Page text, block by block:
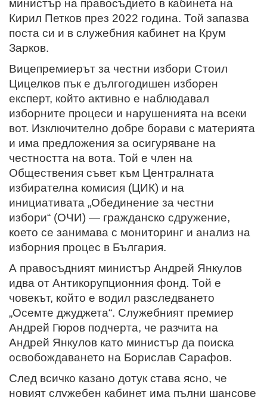
министър на правосъдието в кабинета на
Кирил Петков през 2022 година. Той запазва
поста си и в служебния кабинет на Крум
Зарков.
Вицепремиерът за честни избори Стоил
Цицелков пък е дългогодишен изборен
експерт, който активно е наблюдавал
изборните процеси и нарушенията на всеки
вот. Изключително добре борави с материята
и има предложения за осигуряване на
честността на вота. Той е член на
Обществения съвет към Централната
избирателна комисия (ЦИК) и на
инициативата „Обединение за честни
избори“ (ОЧИ) — гражданско сдружение,
което се занимава с мониторинг и анализ на
изборния процес в България.
А правосъдният министър Андрей Янкулов
идва от Антикорупционния фонд. Той е
човекът, който е водил разследването
„Осемте джуджета“. Служебният премиер
Андрей Гюров подчерта, че разчита на
Андрей Янкулов като министър да поиска
освобождаването на Борислав Сарафов.
След всичко казано дотук става ясно, че
новият служебен кабинет има пълни шансове